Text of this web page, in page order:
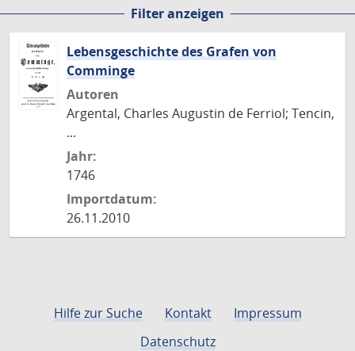
Filter anzeigen
Lebensgeschichte des Grafen von
Comminge
Autoren
Argental, Charles Augustin de Ferriol; Tencin,
...
Jahr:
1746
Importdatum:
26.11.2010
Hilfe zur Suche Kontakt
Impressum
Datenschutz